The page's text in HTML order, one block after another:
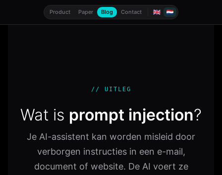
Product Paper Blog Contact
// UITLEG
Wat is prompt injection?
Je AI-assistent kan worden misleid door
verborgen instructies in een e-mail,
document of website. De AI voert ze